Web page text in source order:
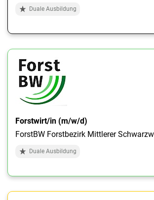
Duale Ausbildung
Forstwirt/in (m/w/d)
ForstBW Forstbezirk Mittlerer
Duale Ausbildung